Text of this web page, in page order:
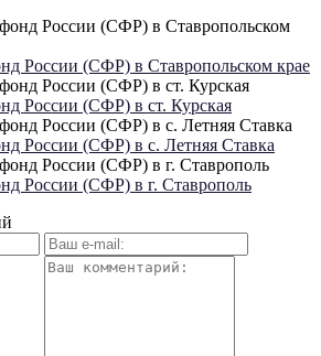
России (СФР) в Ставропольском крае
России (СФР) в ст. Курская
России (СФР) в с. Летняя Ставка
России (СФР) в г. Ставрополь